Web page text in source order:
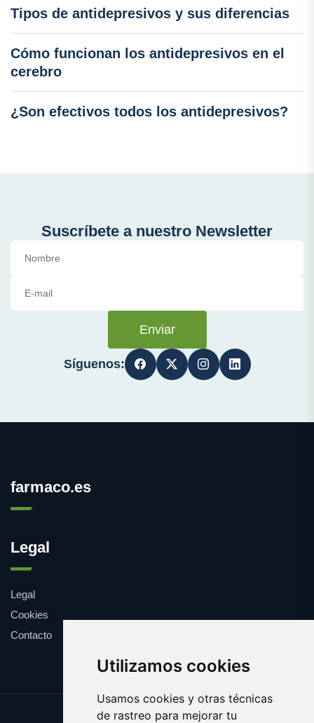
Utilizamos cookies
Usamos cookies y otras técnicas
de rastreo para mejorar tu
Tipos de antidepresivos y sus diferencias
Cómo funcionan los antidepresivos en el
cerebro
¿Son efectivos todos los antidepresivos?
Suscríbete a nuestro Newsletter
Enviar
Síguenos:
farmaco.es
Legal
Legal
Cookies
Contacto
Update cookies preferences